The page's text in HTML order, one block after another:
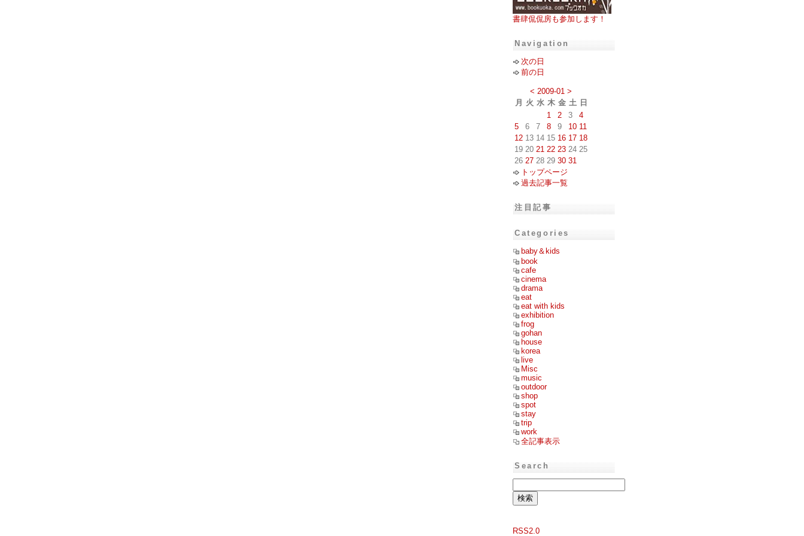
書肆侃侃房も参加します！
Navigation
次の日
前の日
< 2009-01 >
月
火 水 木 金 土 日
1
2 3
4
5
6 7 8 9 10 11
12 13 14 15 16 17 18
19 20 21 22 23 24 25
26 27 28 29 30 31
トップページ
過去記事一覧
注目記事
Categories
baby＆kids
book
cafe
cinema
drama
eat
eat with kids
exhibition
frog
gohan
house
korea
live
Misc
music
outdoor
shop
spot
stay
trip
work
全記事表示
Search
RSS2.0